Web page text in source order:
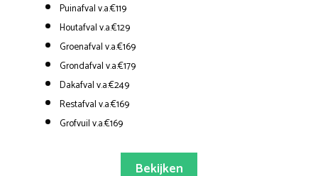
Puinafval v.a.€119
Houtafval v.a.€129
Groenafval v.a.€169
Grondafval v.a.€179
Dakafval v.a.€249
Restafval v.a.€169
Grofvuil v.a.€169
Bekijken